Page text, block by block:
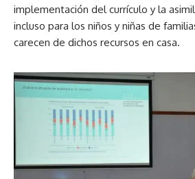
implementación del currículo y la
incluso para los niños y niñas de
carecen de dichos recursos en casa.